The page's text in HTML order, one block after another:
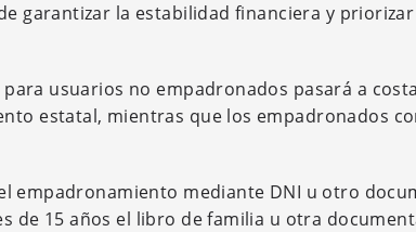
garantizar la estabilidad financiera y
usuarios no empadronados pasará a
estatal, mientras que los empadronados
empadronamiento mediante DNI u otro
de 15 años el libro de familia u otra